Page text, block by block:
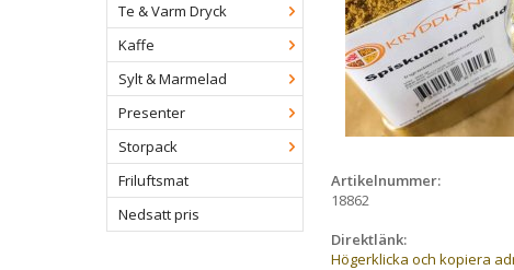
Te & Varm Dryck
Kaffe
Sylt & Marmelad
Presenter
Storpack
Friluftsmat
Nedsatt pris
Artikelnummer:
18862
Direktlänk:
Högerklicka och kopiera